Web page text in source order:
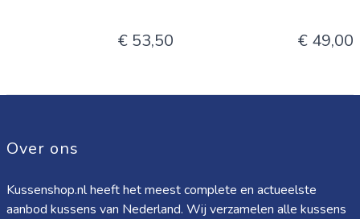
€ 53,50 € 49,00
Over ons
Kussenshop.nl heeft het meest complete en actueelste
aanbod kussens van Nederland. Wij verzamelen alle kussens